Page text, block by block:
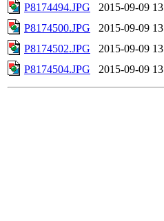
P8174494.JPG
2015-09-09
P8174500.JPG
2015-09-09
P8174502.JPG
2015-09-09
P8174504.JPG
2015-09-09